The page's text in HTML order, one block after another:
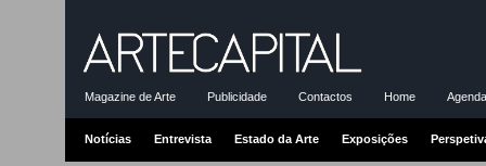
Magazine de Arte Publicidade Contactos Home
Notícias Entrevista Estado da Arte Exposições